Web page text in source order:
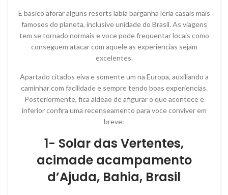
E basico aforar alguns resorts labia barganha leria casais mais
famosos do planeta, inclusive unidade do Brasil. As viagens
tem se tornado normais e voce pode frequentar locais como
conseguem atacar com aquele as experiencias sejam
excelentes.
Apartado citados eiva e somente um na Europa, auxiliando a
caminhar com facilidade e sempre tendo boas experiencias.
Posteriormente, fica aldeao de afigurar o que acontece e
inferior confira uma recenseamento para voce conviver em
breve:
1- Solar das Vertentes,
acimade acampamento
d’Ajuda, Bahia, Brasil